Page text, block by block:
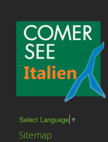
Select Language ▼
Sitemap